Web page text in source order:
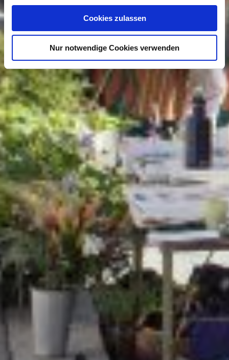
Cookies zulassen
Nur notwendige Cookies verwenden